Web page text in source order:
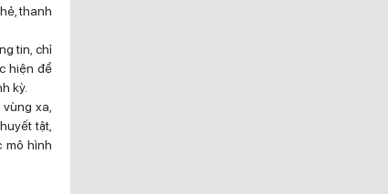
thanh
tin, chỉ
hiện để
kỳ.
xa,
tật,
mô hình